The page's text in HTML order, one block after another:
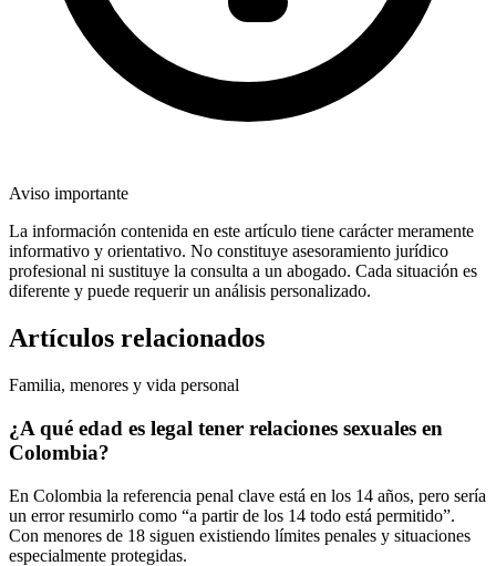
Aviso importante
La información contenida en este artículo tiene carácter meramente
informativo y orientativo. No constituye asesoramiento jurídico
profesional ni sustituye la consulta a un abogado. Cada situación es
diferente y puede requerir un análisis personalizado.
Artículos relacionados
Familia, menores y vida personal
¿A qué edad es legal tener relaciones sexuales en
Colombia?
En Colombia la referencia penal clave está en los 14 años, pero sería
un error resumirlo como “a partir de los 14 todo está permitido”.
Con menores de 18 siguen existiendo límites penales y situaciones
especialmente protegidas.